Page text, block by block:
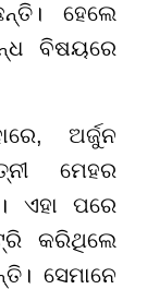
ହେଲେ
ବିଷୟରେ
ଅର୍ଜୁନ
ମେହର
ଏହା ପରେ
କରିଥିଲେ
ସେମାନେ